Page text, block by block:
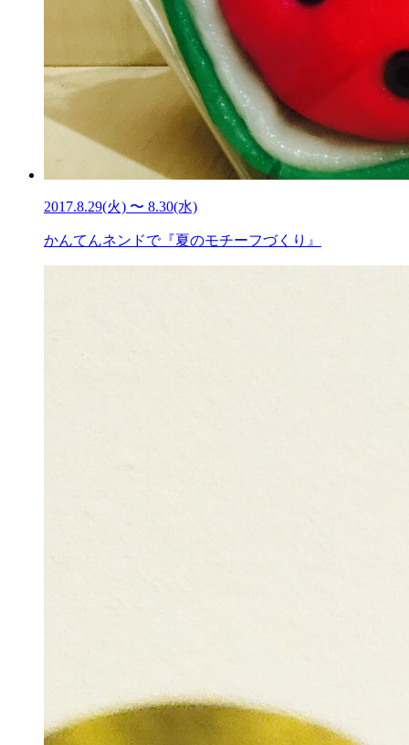
2017.8.29(火) 〜 8.30(水)
かんてんネンドで『夏のモチーフづくり』